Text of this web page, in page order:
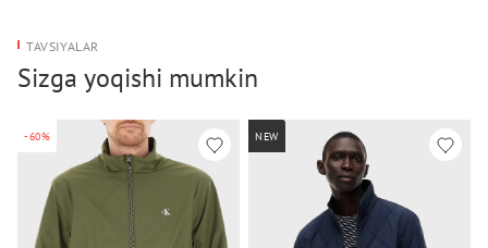
TAVSIYALAR
Sizga yoqishi mumkin
-60% NEW